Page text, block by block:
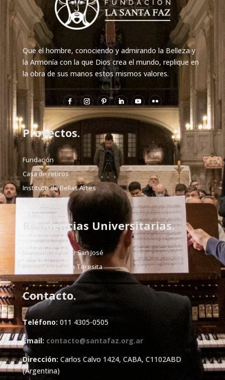
Que el hombre, conociendo y admirando la Belleza y
la Armonía con la que Dios crea el mundo, replique en
la obra de sus manos estos mismos valores.
Proyectos.
Fundación
Casa de retiros
Instituto de Bellas Artes
Residencias Universitarias.
Residencia Hogar San José
Residencia Santa Teresita
Contacto.
Teléfono: 011 4305-0505
Email: contacto@santafaz.org.ar
Dirección: Carlos Calvo 1424, CABA, C1102ABD
(Argentina)